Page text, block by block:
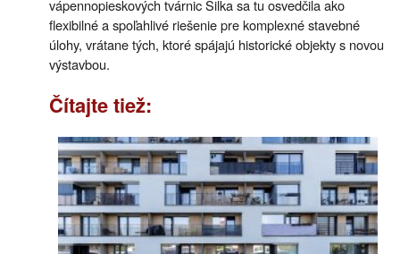
vápennopieskových tvárnic Silka sa tu osvedčila ako
flexibilné a spoľahlivé riešenie pre komplexné stavebné
úlohy, vrátane tých, ktoré spájajú historické objekty s novou
výstavbou.
Čítajte tiež: